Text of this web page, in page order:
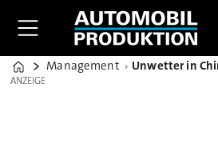
Home
Management
ANZEIGE
ANZEIGE